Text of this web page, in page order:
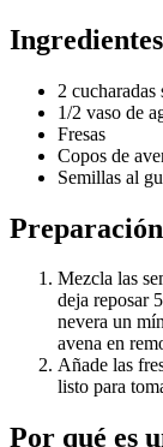
Ingredientes
2 cucharadas
1/2 vaso de
Fresas
Copos de
Semillas al
Preparación
Mezcla las
deja reposar
nevera un
avena en
Añade las
listo para
Por qué es